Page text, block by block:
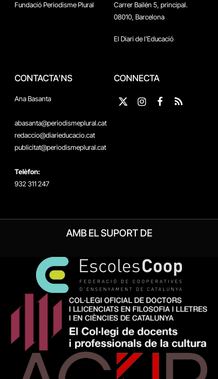
Fundació Periodisme Plural
Carrer Bailén 5, principal.
08010, Barcelona
El Diari de l'Educació
CONTACTA'NS
Ana Basanta
abasanta@periodismeplural.cat
redaccio@diarieducacio.cat
publicitat@periodismeplural.cat
Telèfon:
932 311 247
CONNECTA
X
InstagramFacebook
RSS
AMB EL SUPORT DE